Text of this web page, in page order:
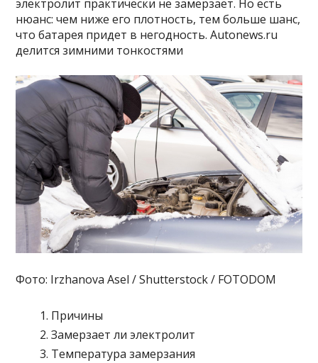
электролит практически не замерзает. Но есть
нюанс: чем ниже его плотность, тем больше шанс,
что батарея придет в негодность. Autonews.ru
делится зимними тонкостями
Фото: Irzhanova Asel / Shutterstock / FOTODOM
Причины
Замерзает ли электролит
Температура замерзания